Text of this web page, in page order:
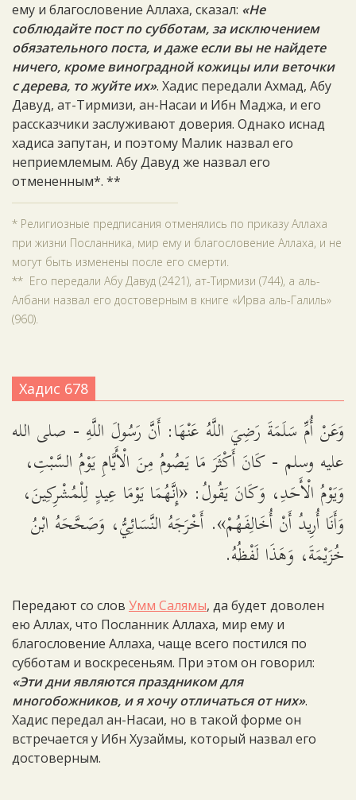
ему и благословение Аллаха, сказал: «Не
соблюдайте пост по субботам, за исключением
обязательного поста, и даже если вы не найдете
ничего, кроме виноградной кожицы или веточки
с дерева, то жуйте их». Хадис передали Ахмад, Абу
Давуд, ат-Тирмизи, ан-Насаи и Ибн Маджа, и его
рассказчики заслуживают доверия. Однако иснад
хадиса запутан, и поэтому Малик назвал его
неприемлемым. Абу Давуд же назвал его
отмененным*. **
* Религиозные предписания отменялись по приказу Аллаха
при жизни Посланника, мир ему и благословение Аллаха, и не
могут быть изменены после его смерти.
** Его передали Абу Давуд (2421), ат-Тирмизи (744), а аль-
Албани назвал его достоверным в книге «Ирва аль-Галиль»
(960).
Хадис 678
وَعَنْ أُمِّ سَلَمَةَ رَضِيَ اللَّهُ عَنْهَا: أَنَّ رَسُولَ اللَّهِ - صلى الله
عليه وسلم - كَانَ أَكْثَرَ مَا يَصُومُ مِنَ الْأَيَّامِ يَوْمُ السَّبْتِ،
وَيَوْمُ الْأَحَدِ، وَكَانَ يَقُولُ: «إِنَّهُمَا يَوْمَا عِيدٍ لِلْمُشْرِكِينَ،
وَأَنَا أُرِيدُ أَنْ أُخَالِفَهُمْ». أَخْرَجَهُ النَّسَائِيُّ، وَصَحَّحَهُ ابْنُ
خُزَيْمَةَ، وَهَذَا لَفْظُهُ.
Передают со слов Умм Салямы, да будет доволен
ею Аллах, что Посланник Аллаха, мир ему и
благословение Аллаха, чаще всего постился по
субботам и воскресеньям. При этом он говорил:
«Эти дни являются праздником для
многобожников, и я хочу отличаться от них».
Хадис передал ан-Насаи, но в такой форме он
встречается у Ибн Хузаймы, который назвал его
достоверным.